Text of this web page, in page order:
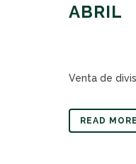
ABRIL
Venta de
READ MORE